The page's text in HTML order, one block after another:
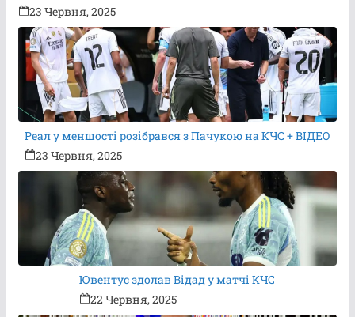
23 Червня, 2025
Реал у меншості розібрався з Пачукою на КЧС + ВІДЕО
23 Червня, 2025
Ювентус здолав Відад у матчі КЧС
22 Червня, 2025